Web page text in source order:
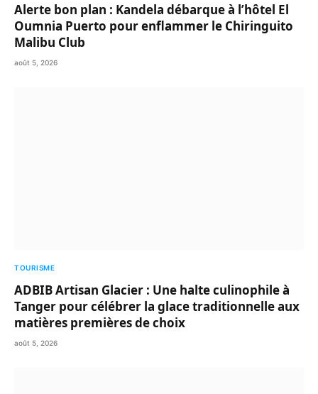
Alerte bon plan : Kandela débarque à l’hôtel El
Oumnia Puerto pour enflammer le Chiringuito
Malibu Club
août 5, 2026
TOURISME
ADBIB Artisan Glacier : Une halte culinophile à
Tanger pour célébrer la glace traditionnelle aux
matières premières de choix
août 5, 2026